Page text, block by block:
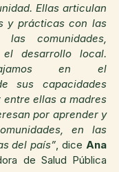
Ellas articulan
y prácticas con las
las comunidades,
desarrollo local.
en el
sus capacidades
ellas a madres
por aprender y
en las
del país”, dice Ana
de Salud Pública